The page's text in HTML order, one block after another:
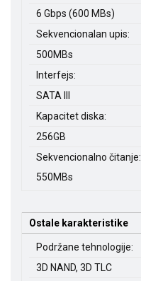
6 Gbps (600 MBs)
Sekvencionalan upis:
500MBs
Interfejs:
SATA III
Kapacitet diska:
256GB
Sekvencionalno čitanje:
550MBs
Ostale karakteristike
Podržane tehnologije:
3D NAND, 3D TLC